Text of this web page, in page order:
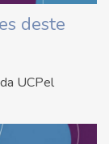
deste
UCPel